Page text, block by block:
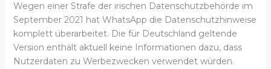
Wegen einer Strafe der irischen Datenschutzbehörde im
September 2021 hat WhatsApp die Datenschutzhinweise
komplett überarbeitet. Die für Deutschland geltende
Version enthält aktuell keine Informationen dazu, dass
Nutzerdaten zu Werbezwecken verwendet würden.